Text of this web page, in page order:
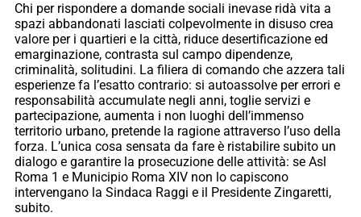
Chi per rispondere a domande sociali inevase ridà vita a
spazi abbandonati lasciati colpevolmente in disuso crea
valore per i quartieri e la città, riduce desertificazione ed
emarginazione, contrasta sul campo dipendenze,
criminalità, solitudini. La filiera di comando che azzera tali
esperienze fa l’esatto contrario: si autoassolve per errori e
responsabilità accumulate negli anni, toglie servizi e
partecipazione, aumenta i non luoghi dell’immenso
territorio urbano, pretende la ragione attraverso l’uso della
forza. L’unica cosa sensata da fare è ristabilire subito un
dialogo e garantire la prosecuzione delle attività: se Asl
Roma 1 e Municipio Roma XIV non lo capiscono
intervengano la Sindaca Raggi e il Presidente Zingaretti,
subito.